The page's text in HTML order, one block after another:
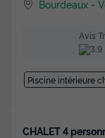
Bourdeaux -
Avis
Piscine intérieure
CHALET 4